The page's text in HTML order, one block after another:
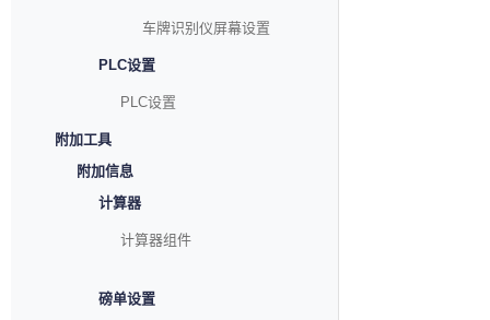
车牌识别仪屏幕设置
PLC设置
PLC设置
附加工具
附加信息
计算器
计算器组件
磅单设置